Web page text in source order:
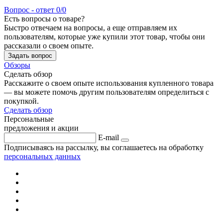
Вопрос - ответ 0/0
Есть вопросы о товаре?
Быстро отвечаем на вопросы, а еще отправляем их
пользователям, которые уже купили этот товар, чтобы они
рассказали о своем опыте.
Задать вопрос
Обзоры
Сделать обзор
Расскажите о своем опыте использования купленного товара
— вы можете помочь другим пользователям определиться с
покупкой.
Сделать обзор
Персональные
предложения и акции
E-mail
Подписываясь на рассылку, вы соглашаетесь на обработку
персональных данных